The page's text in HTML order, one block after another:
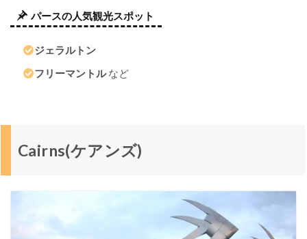
Fi
10
オ
リ
つ
パースの人気観光スポット
ジェラルトン
フリーマントルなど
Cairns(ケアンズ)